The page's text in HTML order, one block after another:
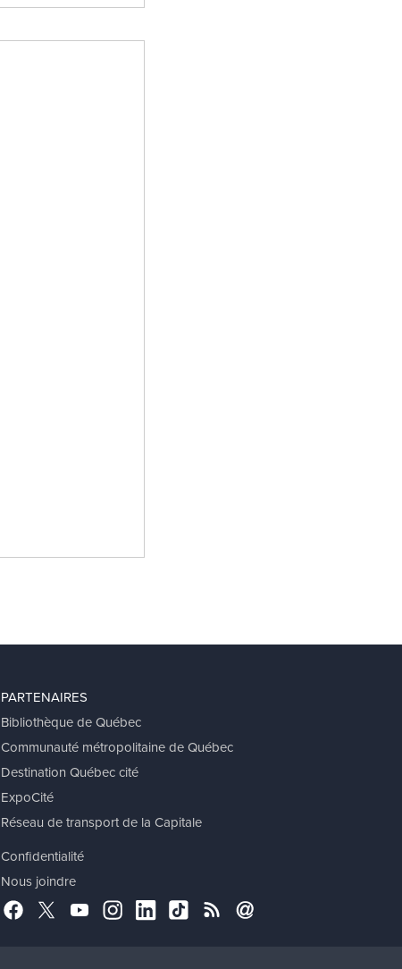
PARTENAIRES
Bibliothèque de Québec
Communauté métropolitaine de Québec
Destination Québec cité
ExpoCité
Réseau de transport de la Capitale
Confidentialité
Nous joindre
FacebookTwitterYouTubeInstagramLinkedInTikTokRSS Abonnement